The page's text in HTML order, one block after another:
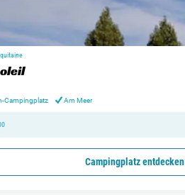
Campingplatz Am Meer
Campingplatz entdecken